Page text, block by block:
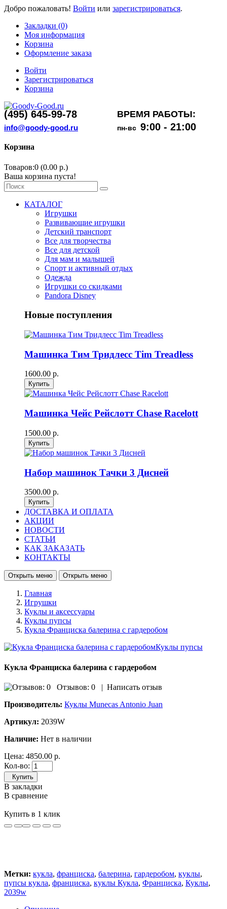
Добро пожаловать! Войти или зарегистрироваться.
Закладки (0)
Моя информация
Корзина
Оформление заказа
Войти
Зарегистрироваться
Корзина
(495) 645-99-78 ВРЕМЯ РАБОТЫ:
info@goody-good.ru пн-вс 9:00 - 21:00
Корзина
Товаров:0 (0.00 р.)
Ваша корзина пуста!
КАТАЛОГ
Игрушки
Развивающие игрушки
Детский транспорт
Все для творчества
Все для детской
Для мам и малышей
Спорт и активный отдых
Одежда
Игрушки со скидками
Pandora Disney
Новые поступления
Машинка Тим Тридлесс Tim Treadless
1600.00 р.
Машинка Чейс Рейслотт Chase Racelott
1500.00 р.
Набор машинок Тачки 3 Дисней
3500.00 р.
ДОСТАВКА И ОПЛАТА
АКЦИИ
НОВОСТИ
СТАТЬИ
КАК ЗАКАЗАТЬ
КОНТАКТЫ
Открыть меню Открыть меню
Главная
Игрушки
Куклы и аксессуары
Куклы пупсы
Кукла Франциска балерина с гардеробом
Кукла Франциска балерина с гардеробом
Отзывов: 0 | Написать отзыв
Производитель: Куклы Munecas Antonio Juan
Артикул: 2039W
Наличие: Нет в наличии
Цена: 4850.00 р.
Кол-во:
Купить
В закладки
В сравнение
Купить в 1 клик
Метки: кукла, франциска, балерина, гардеробом, куклы,
пупсы кукла, франциска, куклы Кукла, Франциска, Куклы,
2039w